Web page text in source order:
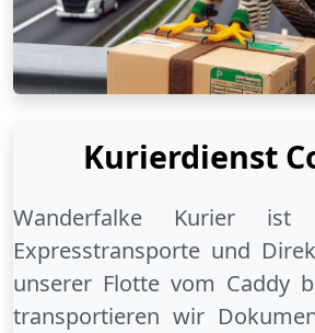
Kurierdienst
Wanderfalke Kurier ist
Expresstransporte und
unserer Flotte vom Caddy
transportieren wir